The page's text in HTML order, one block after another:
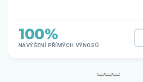
100%
NAVÝŠENÍ PŘÍMÝCH VÝNOSŮ